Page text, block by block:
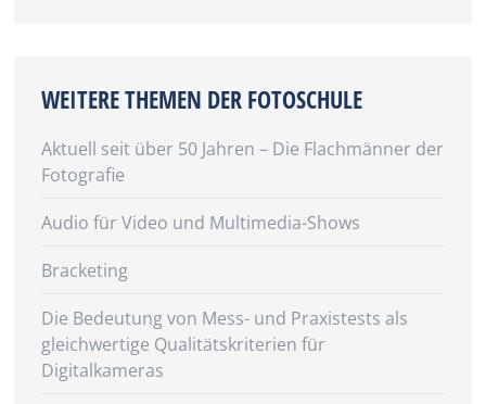
WEITERE THEMEN DER FOTOSCHULE
Aktuell seit über 50 Jahren – Die Flachmänner der
Fotografie
Audio für Video und Multimedia-Shows
Bracketing
Die Bedeutung von Mess- und Praxistests als
gleichwertige Qualitätskriterien für
Digitalkameras